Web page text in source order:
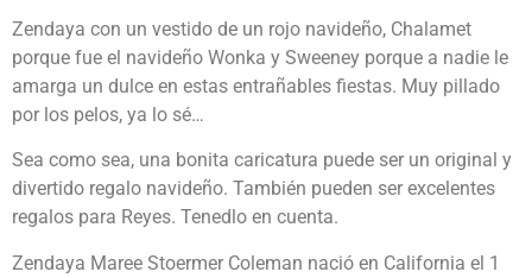
Zendaya con un vestido de un rojo navideño, Chalamet
porque fue el navideño Wonka y Sweeney porque a nadie le
amarga un dulce en estas entrañables fiestas. Muy pillado
por los pelos, ya lo sé…
Sea como sea, una bonita caricatura puede ser un original y
divertido regalo navideño. También pueden ser excelentes
regalos para Reyes. Tenedlo en cuenta.
Zendaya Maree Stoermer Coleman nació en California el 1